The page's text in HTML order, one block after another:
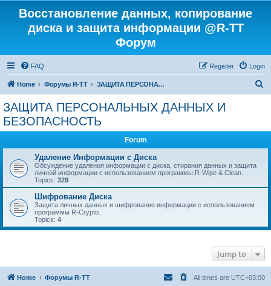
Восстановление данных, копирование
диска и защита информации @R-TT
Форум
FAQ Login
Register
Home Форумы R-TT ЗАЩИТА ПЕРСОНАЛЬНЫХ ДАННЫХ И БЕЗОПАСНОСТЬ
ЗАЩИТА ПЕРСОНАЛЬНЫХ ДАННЫХ И
БЕЗОПАСНОСТЬ
Forum
Удаление Информации с Диска
Обсуждение удаления информации с диска, стирания данных и защита
личной информации с использованием программы R-Wipe & Clean.
Topics: 329
Шифрование Диска
Защита личных данных и шифрование информации с использованием
программы R-Crypto.
Topics: 4
Jump to
Home Форумы R-TT All times are UTC+03:00